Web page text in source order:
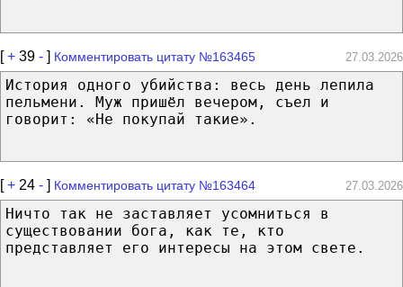
[+ 39 - ] Комментировать цитату №163465 27.03.2026
История одного убийства: весь день лепила
пельмени. Муж пришёл вечером, съел и
говорит: «Не покупай такие».
[+ 24 - ] Комментировать цитату №163464 27.03.2026
Ничто так не заставляет усомниться в
существовании бога, как те, кто
представляет его интересы на этом свете.